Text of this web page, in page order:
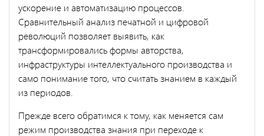
ускорение и автоматизацию процессов.
Сравнительный анализ печатной и цифровой
революций позволяет выявить, как
трансформировались формы авторства,
инфраструктуры интеллектуального производства и
само понимание того, что считать знанием в каждый
из периодов.
Прежде всего обратимся к тому, как меняется сам
режим производства знания при переходе к